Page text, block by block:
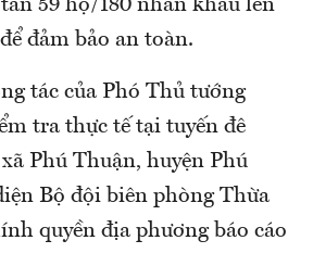
59 hộ/180 nhân khẩu lên
đảm bảo an toàn.
tác của Phó Thủ tướng
tra thực tế tại tuyến đê
Phú Thuận, huyện Phú
Bộ đội biên phòng Thừa
quyền địa phương báo cáo